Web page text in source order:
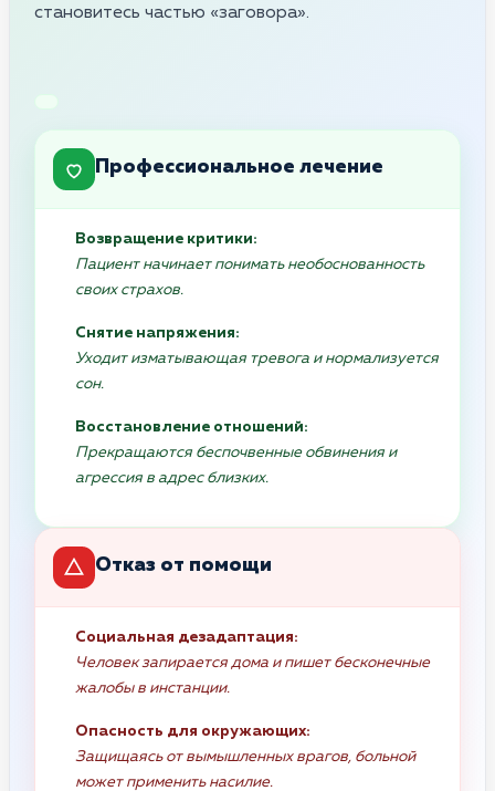
становитесь частью «заговора».
Профессиональное лечение
Возвращение критики:
Пациент начинает понимать необоснованность
своих страхов.
Снятие напряжения:
Уходит изматывающая тревога и нормализуется
сон.
Восстановление отношений:
Прекращаются беспочвенные обвинения и
агрессия в адрес близких.
Отказ от помощи
Социальная дезадаптация:
Человек запирается дома и пишет бесконечные
жалобы в инстанции.
Опасность для окружающих:
Защищаясь от вымышленных врагов, больной
может применить насилие.